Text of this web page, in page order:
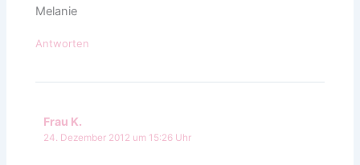
Melanie
Antworten
Frau K.
24. Dezember 2012 um 15:26 Uhr